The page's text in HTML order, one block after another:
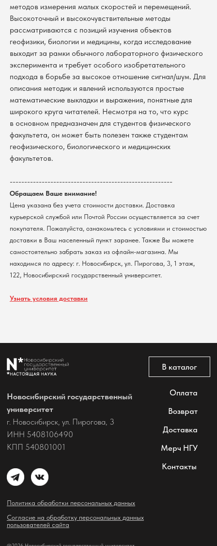
методов измерения малых скоростей и перемещений.
Высокоточный и высокочувствительные методы
рассматриваются с позиций изучения объектов
геофизики, биологии и медицины, когда исследование
выходит за рамки обычного лабораторного физического
эксперимента и требует особого изобретательного
подхода в борьбе за высокое отношение сигнал/шум. Для
описания методик и явлений используются простые
математические выкладки и выражения, понятные для
широкого круга читателей. Несмотря на то, что курс
в основном предназначен для студентов физического
факультета, он может быть полезен также студентам
геофизического, биологического и медицинских
факультетов.
--------------------------------------------------------
Обращаем Ваше внимание!
Цена указана без учета стоимости доставки. Доставка
курьерской службой или Почтой России осуществляется за счет
покупателя. Пожалуйста, ознакомьтесь с условиями и стоимостью
доставки в Ваш населенный пункт заранее. Также Вы можете
самостоятельно забрать заказ из офлайн-магазина. Мы
находимся по адресу: г. Новосибирск, ул. Пирогова, 3, 1 этаж,
122, Новосибирский государственный университет.
Узнать условия доставки
Оплата
Доставка
Возврат
Все права защищены
Политика обработки персональных данных
Согласие на обработку персональных данных
пользователей сайта
Новосибирский государственный
университет
г. Новосибирск, ул. Пирогова, 3
ИНН 5408106490
КПП 540801001